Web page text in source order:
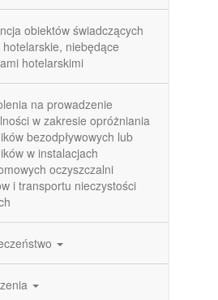
obiektów świadczących
hotelarskie, niebędące
hotelarskimi
na prowadzenie
w zakresie opróżniania
bezodpływowych lub
w instalacjach
oczyszczalni
i transportu nieczystości